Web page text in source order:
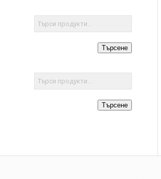
Търсене
Търсене